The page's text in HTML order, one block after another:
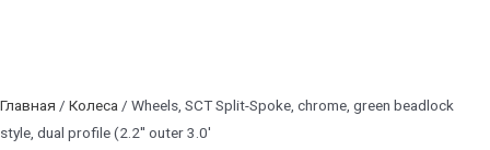
Главная / Колеса / Wheels, SCT Split-Spoke, chrome, green beadlock
style, dual profile (2.2'' outer 3.0'